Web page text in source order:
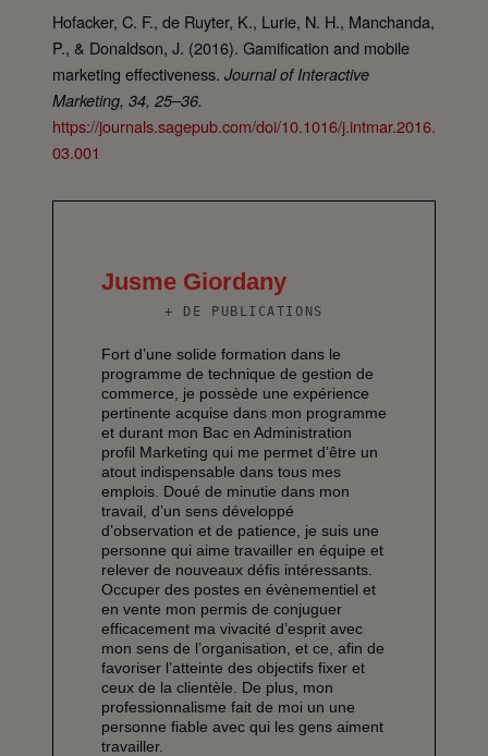
Hofacker, C. F., de Ruyter, K., Lurie, N. H., Manchanda,
P., & Donaldson, J. (2016). Gamification and mobile
marketing effectiveness. Journal of Interactive
Marketing, 34, 25–36.
https://journals.sagepub.com/doi/10.1016/j.intmar.2016.
03.001
Jusme Giordany
+ DE PUBLICATIONS
Fort d’une solide formation dans le
programme de technique de gestion de
commerce, je possède une expérience
pertinente acquise dans mon programme
et durant mon Bac en Administration
profil Marketing qui me permet d’être un
atout indispensable dans tous mes
emplois. Doué de minutie dans mon
travail, d’un sens développé
d’observation et de patience, je suis une
personne qui aime travailler en équipe et
relever de nouveaux défis intéressants.
Occuper des postes en évènementiel et
en vente mon permis de conjuguer
efficacement ma vivacité d’esprit avec
mon sens de l’organisation, et ce, afin de
favoriser l’atteinte des objectifs fixer et
ceux de la clientèle. De plus, mon
professionnalisme fait de moi un une
personne fiable avec qui les gens aiment
travailler.